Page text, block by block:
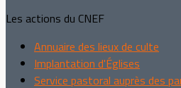
Les actions du CNEF
Annuaire des lieux de culte
Implantation d'Églises
Service pastoral auprès des